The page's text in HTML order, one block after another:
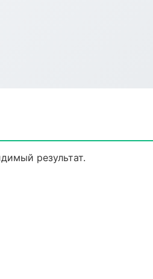
результат.